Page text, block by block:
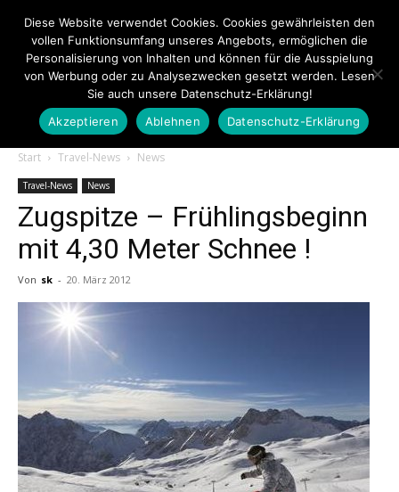
Touristiknews.de
|
Reiseempfehlungen.
Start Travel-News News
Travel-News News
Zugspitze – Frühlingsbeginn
mit 4,30 Meter Schnee !
Von sk - 20. März 2012
Diese Website verwendet Cookies. Cookies gewährleisten den
vollen Funktionsumfang unseres Angebots, ermöglichen die
Personalisierung von Inhalten und können für die Ausspielung
von Werbung oder zu Analysezwecken gesetzt werden. Lesen
Sie auch unsere Datenschutz-Erklärung!
Akzeptieren
Ablehnen Datenschutz-Erklärung